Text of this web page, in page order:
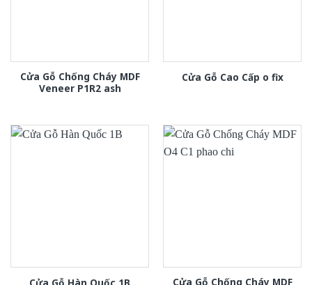
Cửa Gỗ Chống Cháy MDF
Veneer P1R2 ash
Cửa Gỗ Cao Cấp o fix
Cửa Gỗ Hàn Quốc 1B
Cửa Gỗ Chống Cháy MDF